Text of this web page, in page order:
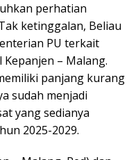
perhatian
ketinggalan, Beliau
PU terkait
– Malang.
panjang kurang
sudah menjadi
yang sedianya
2025-2029.